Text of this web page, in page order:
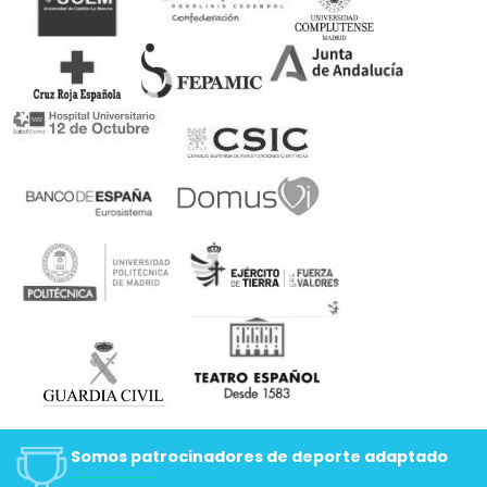
Somos patrocinadores de deporte adaptado